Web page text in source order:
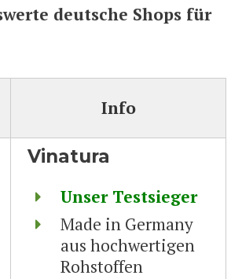
deutsche Shops für
Info
Vinatura
Unser Testsieger
Made in Germany
aus hochwertigen
Rohstoffen